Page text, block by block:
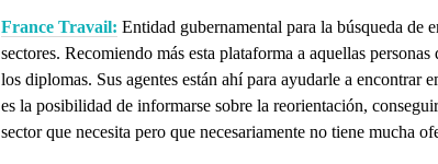
France Travail: Entidad gubernamental para la búsqueda de
sectores. Recomiendo más esta plataforma a aquellas
los diplomas. Sus agentes están ahí para ayudarle a encontrar
es la posibilidad de informarse sobre la reorientación,
sector que necesita pero que necesariamente no tiene mucha